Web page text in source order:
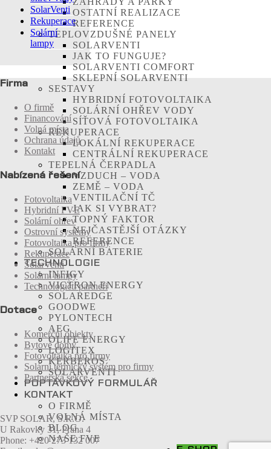
OSTATNÍ REALIZACE
REFERENCE
TEPLOVZDUŠNÉ PANELY
SOLARVENTI
JAK TO FUNGUJE?
SOLARVENTI COMFORT
SKLEPNÍ SOLARVENTI
SESTAVY
HYBRIDNÍ FOTOVOLTAIKA
SOLÁRNÍ OHŘEV VODY
SÍŤOVÁ FOTOVOLTAIKA
REKUPERACE
LOKÁLNÍ REKUPERACE
CENTRÁLNÍ REKUPERACE
TEPELNÁ ČERPADLA
VZDUCH – VODA
ZEMĚ – VODA
VENTILAČNÍ TČ
JAK SI VYBRAT?
TOPNÝ FAKTOR
NEJČASTĚJŠÍ OTÁZKY
REFERENCE
SOLÁRNÍ BATERIE
TECHNOLOGIE
INFIGY
VICTRON ENERGY
SOLAREDGE
GOODWE
PYLONTECH
AEG
OLIFE ENERGY
LOGITEX
KERBEROS
SOLARVENTI
POPTÁVKOVÝ FORMULÁŘ
KONTAKT
O FIRMĚ
VOLNÁ MÍSTA
BLOG
NAŠE FVE
SolarVenti
Rekuperace
Solární
lampy
Firma
O firmě
Financování
Volná místa
Ochrana údajů
Kontakt
Nabízená řešení
Fotovoltaika
Hybridní FVE
Solární ohřev
Ostrovní systémy
Fotovoltaika pro firmy
Rekuperace
SolarVenti
Solární lampy
Technologičtí partneři
Dotace
Komerční objekty
Bytové domy
Fotovoltaika pro firmy
Solární termický systém pro firmy
Partnerská sekce
SVP SOLAR, S.R.O.
U Rakovky 31, Praha 4
Phone: +420 273 132 007